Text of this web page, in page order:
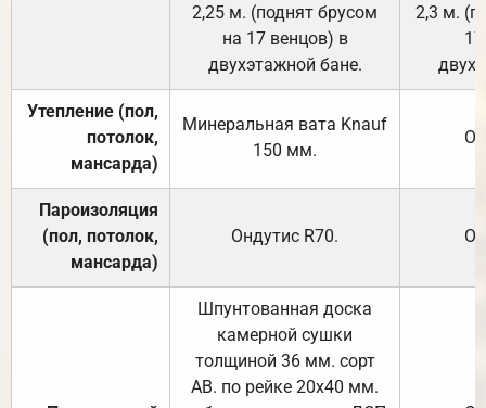
2,25 м. (поднят брусом
на 17 венцов) в
двухэтажной бане.
2,3 м.
Утепление (пол,
потолок,
мансарда)
Минеральная вата Knauf
150 мм.
Пароизоляция
(пол, потолок,
мансарда)
Ондутис R70.
Шпунтованная доска
камерной сушки
толщиной 36 мм. сорт
АВ. по рейке 20х40 мм.